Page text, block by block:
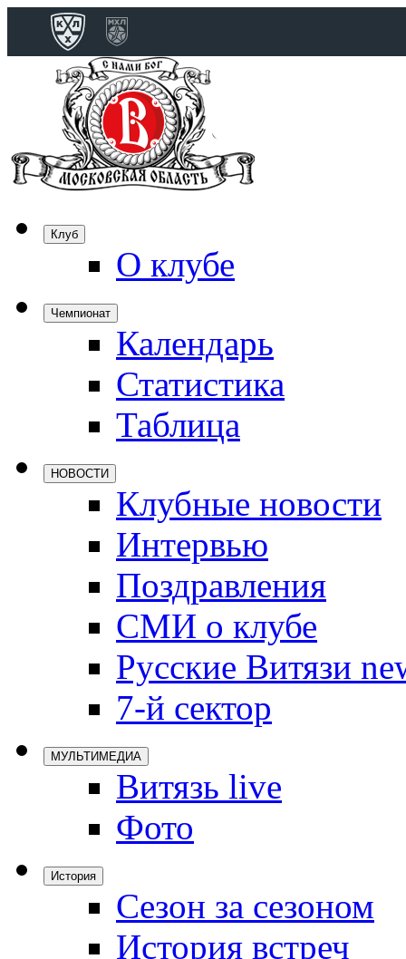
Клуб
О клубе
Чемпионат
Календарь
Статистика
Таблица
НОВОСТИ
Клубные новости
Интервью
Поздравления
СМИ о клубе
Русские Витязи
7-й сектор
МУЛЬТИМЕДИА
Витязь live
Фото
История
Сезон за сезоном
История встреч